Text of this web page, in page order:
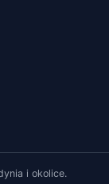
i okolice.